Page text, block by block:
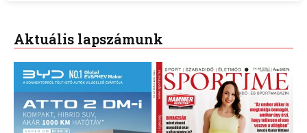
Aktuális lapszámunk